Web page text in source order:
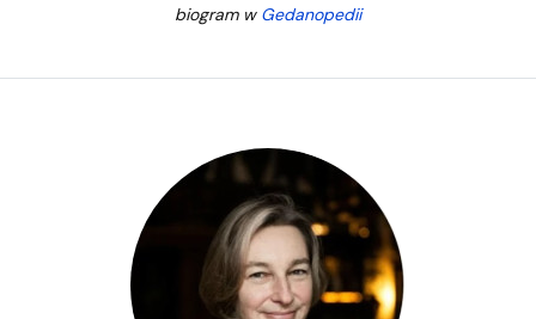
biogram w Gedanopedii